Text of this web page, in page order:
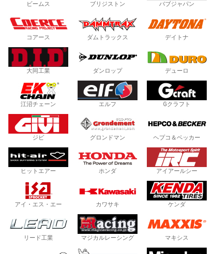
ビームス ブリジストン バブジャパン
コアース ダムトラックス デイトナ
大同工業 ダンロップ デューロ
江沼チェーン エルフ Gクラフト
ジビ グロンドマン ヘプコ＆ベッカー
ヒットエアー ホンダ アイアールシー
アイ・エス・エー カワサキ ケンダ
リード工業 マジカルレーシング マキシス